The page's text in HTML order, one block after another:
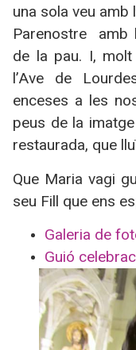
una sola veu amb
Parenostre amb
de la pau. I,
l’Ave de
enceses a les
peus de la
restaurada, que
Que Maria vagi
seu Fill que ens
Galeria de
Guió